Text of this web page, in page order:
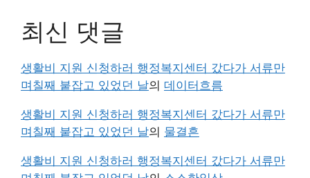
최신 댓글
생활비 지원 신청하러 행정복지센터 갔다가 서류만
며칠째 붙잡고 있었던 날의 데이터흐름
생활비 지원 신청하러 행정복지센터 갔다가 서류만
며칠째 붙잡고 있었던 날의 물결흔
생활비 지원 신청하러 행정복지센터 갔다가 서류만